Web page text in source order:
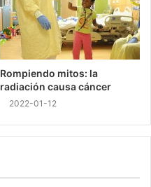
Rompiendo mitos: la
radiación causa cáncer
2022-01-12